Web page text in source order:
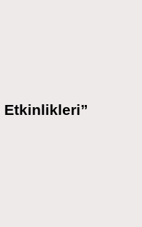
Etkinlikleri”